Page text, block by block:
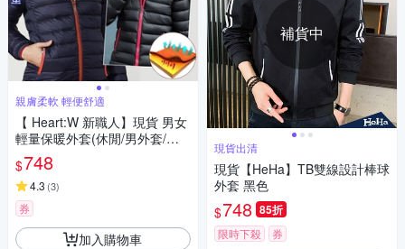
親膚柔軟 輕便舒適
【 Heart:W 新職人】現貨 男女
輕量保暖外套(休閒/男外套/女
外套/立領外套)
$748
4.3 (3)
券
加入購物車
補貨中
現貨出清
現貨【HeHa】TB雙線設計棒球
外套 黑色
$748 85折
限時下殺 券